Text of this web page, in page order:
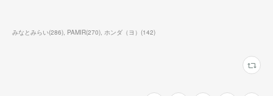
みなとみらい(286) PAMIR(270) ホンダ（ヨ） (142)